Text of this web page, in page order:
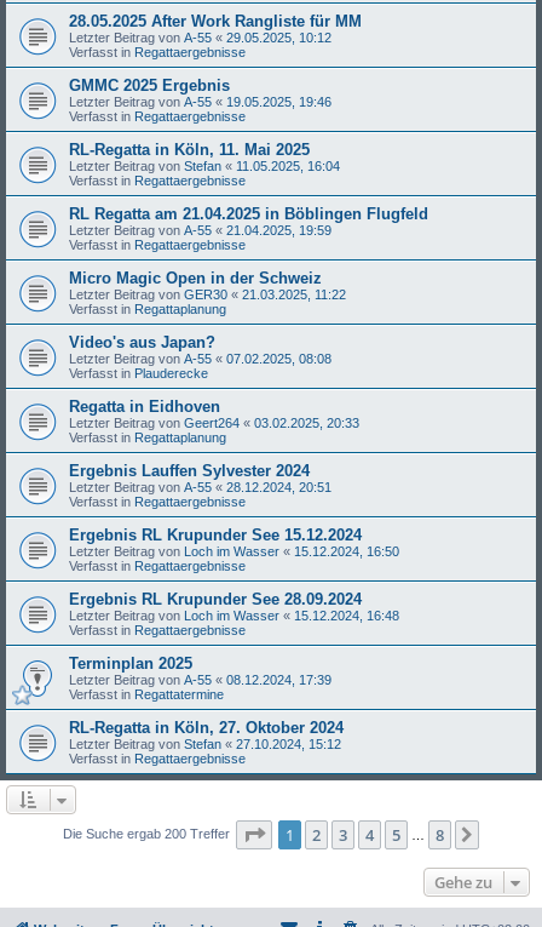
28.05.2025 After Work Rangliste für MM
Letzter Beitrag von A-55 « 29.05.2025, 10:12
Verfasst in Regattaergebnisse
GMMC 2025 Ergebnis
Letzter Beitrag von A-55 « 19.05.2025, 19:46
Verfasst in Regattaergebnisse
RL-Regatta in Köln, 11. Mai 2025
Letzter Beitrag von Stefan « 11.05.2025, 16:04
Verfasst in Regattaergebnisse
RL Regatta am 21.04.2025 in Böblingen Flugfeld
Letzter Beitrag von A-55 « 21.04.2025, 19:59
Verfasst in Regattaergebnisse
Micro Magic Open in der Schweiz
Letzter Beitrag von GER30 « 21.03.2025, 11:22
Verfasst in Regattaplanung
Video's aus Japan?
Letzter Beitrag von A-55 « 07.02.2025, 08:08
Verfasst in Plauderecke
Regatta in Eidhoven
Letzter Beitrag von Geert264 « 03.02.2025, 20:33
Verfasst in Regattaplanung
Ergebnis Lauffen Sylvester 2024
Letzter Beitrag von A-55 « 28.12.2024, 20:51
Verfasst in Regattaergebnisse
Ergebnis RL Krupunder See 15.12.2024
Letzter Beitrag von Loch im Wasser « 15.12.2024, 16:50
Verfasst in Regattaergebnisse
Ergebnis RL Krupunder See 28.09.2024
Letzter Beitrag von Loch im Wasser « 15.12.2024, 16:48
Verfasst in Regattaergebnisse
Terminplan 2025
Letzter Beitrag von A-55 « 08.12.2024, 17:39
Verfasst in Regattatermine
RL-Regatta in Köln, 27. Oktober 2024
Letzter Beitrag von Stefan « 27.10.2024, 15:12
Verfasst in Regattaergebnisse
Die Suche ergab 200 Treffer Seite 1von
1 2 3 4 5 8
Gehe zu